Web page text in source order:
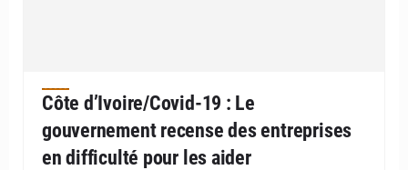
Côte d’Ivoire/Covid-19 : Le
gouvernement recense des entreprises
en difficulté pour les aider